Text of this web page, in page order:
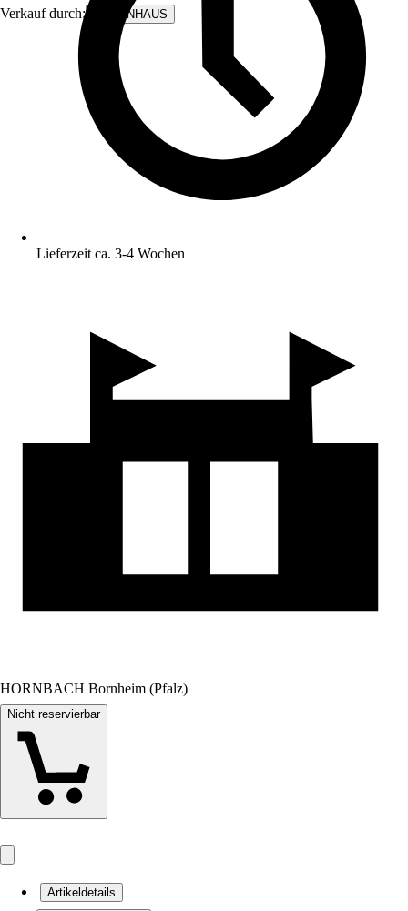
Verkauf durch: BODENHAUS
Lieferzeit ca. 3-4 Wochen
HORNBACH Bornheim (Pfalz)
Nicht reservierbar
Artikeldetails